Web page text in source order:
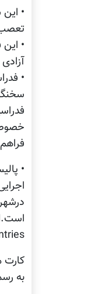
•
تعصب
•
•
•
است.این
کارت
به